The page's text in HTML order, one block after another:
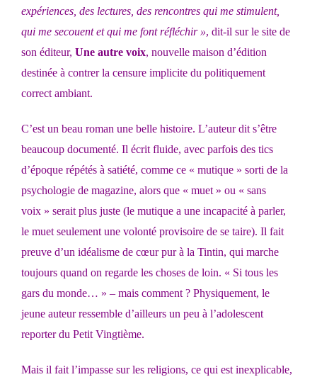
expériences, des lectures, des rencontres qui me stimulent,
qui me secouent et qui me font réfléchir », dit-il sur le site de
son éditeur, Une autre voix, nouvelle maison d’édition
destinée à contrer la censure implicite du politiquement
correct ambiant.
C’est un beau roman une belle histoire. L’auteur dit s’être
beaucoup documenté. Il écrit fluide, avec parfois des tics
d’époque répétés à satiété, comme ce « mutique » sorti de la
psychologie de magazine, alors que « muet » ou « sans
voix » serait plus juste (le mutique a une incapacité à parler,
le muet seulement une volonté provisoire de se taire). Il fait
preuve d’un idéalisme de cœur pur à la Tintin, qui marche
toujours quand on regarde les choses de loin. « Si tous les
gars du monde… » – mais comment ? Physiquement, le
jeune auteur ressemble d’ailleurs un peu à l’adolescent
reporter du Petit Vingtième.
Mais il fait l’impasse sur les religions, ce qui est inexplicable,